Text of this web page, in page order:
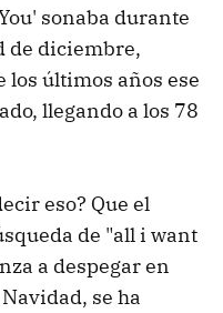
sonaba durante
de diciembre,
últimos años ese
llegando a los 78
eso? Que el
de "all i want
a despegar en
se ha